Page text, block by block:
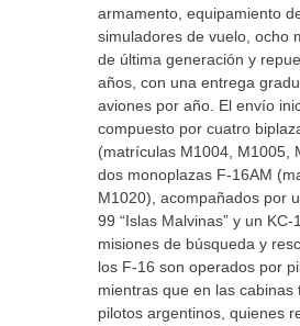
armamento, equipamiento
simuladores de vuelo, ocho
de última generación y
años, con una entrega
aviones por año. El envío
compuesto por cuatro
(matrículas M1004, M1005,
dos monoplazas F-16AM
M1020), acompañados por
99 “Islas Malvinas” y un KC-
misiones de búsqueda y
los F-16 son operados por
mientras que en las cabinas
pilotos argentinos, quienes